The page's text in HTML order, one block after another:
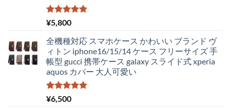
し
5段階中
5.00
¥5,800
全機種対応 スマホケース かわいい ブランド ヴ
ィトン iphone16/15/14 ケース フリーサイズ 手
帳型 gucci 携帯ケース galaxy スライド式 xperia
aquos カバー 大人可愛い
5段階中
5.00
¥6,500